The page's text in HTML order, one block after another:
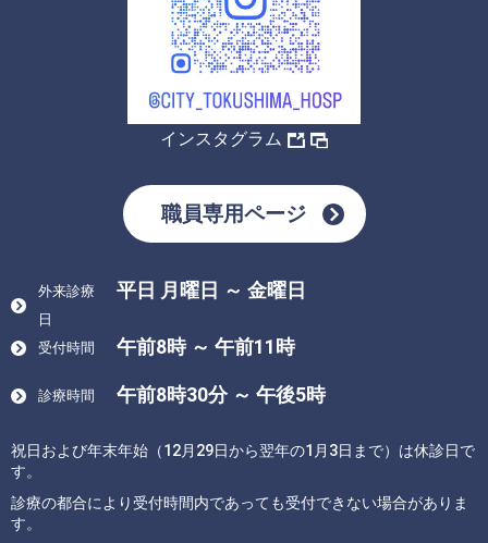
インスタグラム
職員専用ページ
外来診療
日
平日 月曜日 ～ 金曜日
受付時間 午前8時 ～ 午前11時
診療時間 午前8時30分 ～ 午後5時
祝日および年末年始（12月29日から翌年の1月3日まで）は休診日で
す。
診療の都合により受付時間内であっても受付できない場合がありま
す。